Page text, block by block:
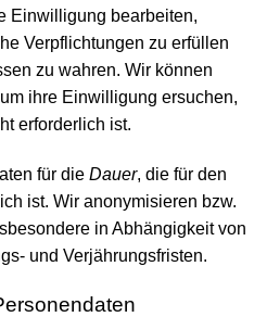
Ein­willigung bearbeiten,
Ver­pflichtungen zu erfüllen
zu wahren. Wir können
ihre Ein­willigung ersuchen,
erforder­lich ist.
für die Dauer, die für den
ist. Wir anonymisieren bzw.
in Abhängigkeit von
und Verjährungs­fristen.